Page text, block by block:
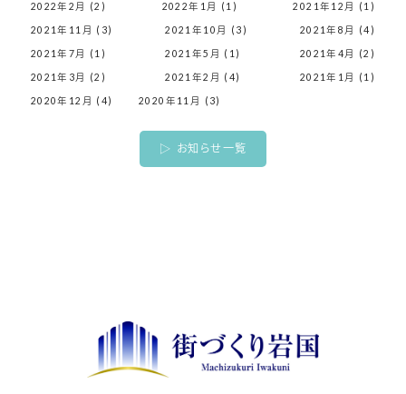
2022年2月 (2) 2022年1月 (1) 2021年12月 (1)
2021年11月 (3) 2021年10月 (3) 2021年8月 (4)
2021年7月 (1) 2021年5月 (1) 2021年4月 (2)
2021年3月 (2) 2021年2月 (4) 2021年1月 (1)
2020年12月 (4) 2020年11月 (3)
お知らせ一覧